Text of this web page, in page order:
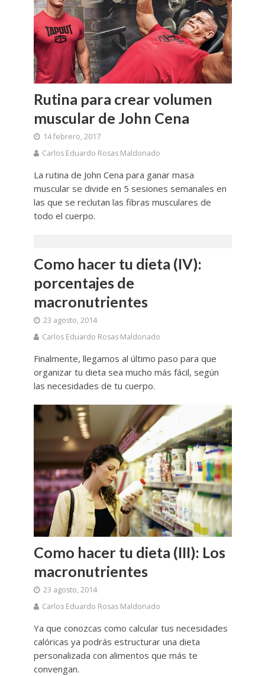
Rutina para crear volumen
muscular de John Cena
14 febrero, 2017
Carlos Eduardo Rosas Maldonado
La rutina de John Cena para ganar masa
muscular se divide en 5 sesiones semanales en
las que se reclutan las fibras musculares de
todo el cuerpo.
Como hacer tu dieta (IV):
porcentajes de
macronutrientes
23 agosto, 2014
Carlos Eduardo Rosas Maldonado
Finalmente, llegamos al último paso para que
organizar tu dieta sea mucho más fácil, según
las necesidades de tu cuerpo.
Como hacer tu dieta (III): Los
macronutrientes
23 agosto, 2014
Carlos Eduardo Rosas Maldonado
Ya que conozcas como calcular tus necesidades
calóricas ya podrás estructurar una dieta
personalizada con alimentos que más te
convengan.